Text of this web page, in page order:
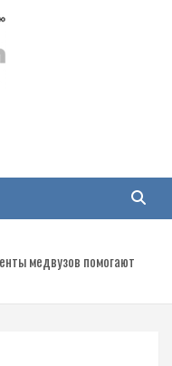
война
в Новороссии, ДНР,
медвузов помогают